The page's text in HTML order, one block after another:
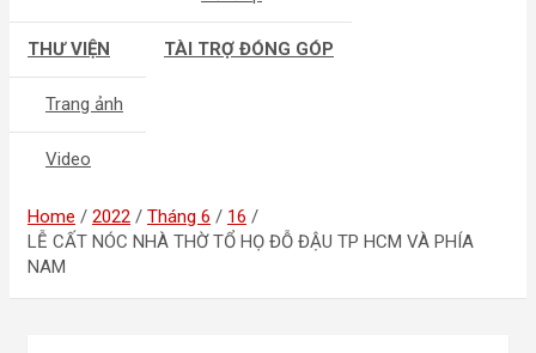
THƯ VIỆN
Trang ảnh
Video
TÀI TRỢ ĐÓNG GÓP
Home 2022 Tháng 6
16
LỄ CẤT NÓC NHÀ THỜ TỔ HỌ ĐỖ ĐẬU TP HCM VÀ PHÍA
NAM